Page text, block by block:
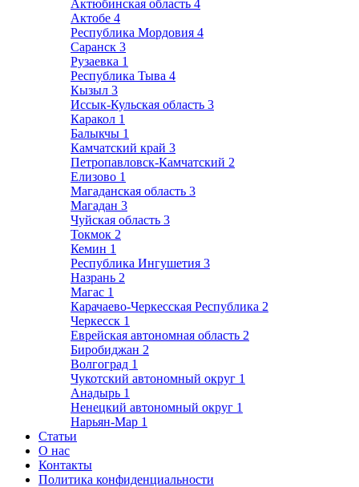
Актюбинская область 4
Актобе 4
Республика Мордовия 4
Саранск 3
Рузаевка 1
Республика Тыва 4
Кызыл 3
Иссык-Кульская область 3
Каракол 1
Балыкчы 1
Камчатский край 3
Петропавловск-Камчатский 2
Елизово 1
Магаданская область 3
Магадан 3
Чуйская область 3
Токмок 2
Кемин 1
Республика Ингушетия 3
Назрань 2
Магас 1
Карачаево-Черкесская Республика 2
Черкесск 1
Еврейская автономная область 2
Биробиджан 2
Волгоград 1
Чукотский автономный округ 1
Анадырь 1
Ненецкий автономный округ 1
Нарьян-Мар 1
Статьи
О нас
Контакты
Политика конфиденциальности